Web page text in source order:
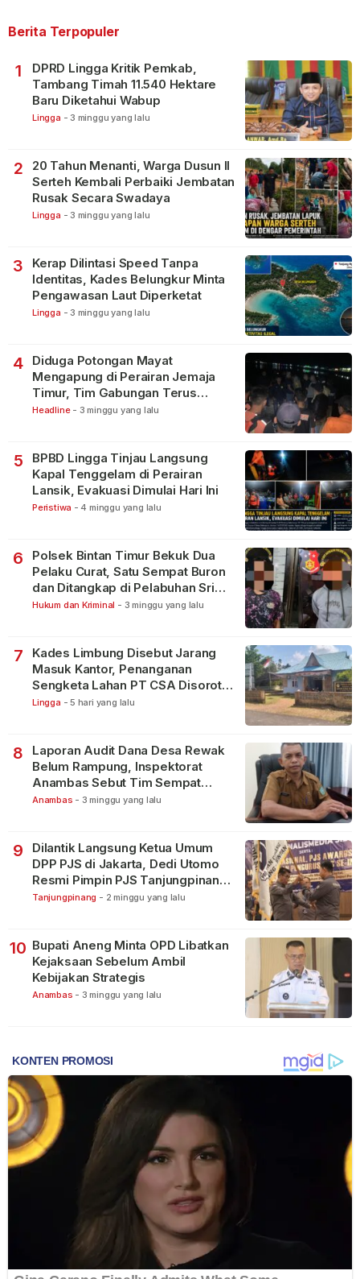
Berita Terpopuler
1
DPRD Lingga Kritik Pemkab,
Tambang Timah 11.540 Hektare
Baru Diketahui Wabup
Lingga - 3 minggu yang lalu
2
20 Tahun Menanti, Warga Dusun II
Serteh Kembali Perbaiki Jembatan
Rusak Secara Swadaya
Lingga - 3 minggu yang lalu
3
Kerap Dilintasi Speed Tanpa
Identitas, Kades Belungkur Minta
Pengawasan Laut Diperketat
Lingga - 3 minggu yang lalu
4
Diduga Potongan Mayat
Mengapung di Perairan Jemaja
Timur, Tim Gabungan Terus
Lakukan Pencarian
Headline - 3 minggu yang lalu
5
BPBD Lingga Tinjau Langsung
Kapal Tenggelam di Perairan
Lansik, Evakuasi Dimulai Hari Ini
Peristiwa - 4 minggu yang lalu
6
Polsek Bintan Timur Bekuk Dua
Pelaku Curat, Satu Sempat Buron
dan Ditangkap di Pelabuhan Sri
Bintan Pura
Hukum dan Kriminal - 3 minggu yang lalu
7
Kades Limbung Disebut Jarang
Masuk Kantor, Penanganan
Sengketa Lahan PT CSA Disorot
Warga
Lingga - 5 hari yang lalu
8
Laporan Audit Dana Desa Rewak
Belum Rampung, Inspektorat
Anambas Sebut Tim Sempat
Terbagi Tangani Kasus Lain
Anambas - 3 minggu yang lalu
9
Dilantik Langsung Ketua Umum
DPP PJS di Jakarta, Dedi Utomo
Resmi Pimpin PJS Tanjungpinang-
Bintan
Tanjungpinang - 2 minggu yang lalu
10 Bupati Aneng Minta OPD Libatkan
Kejaksaan Sebelum Ambil
Kebijakan Strategis
Anambas - 3 minggu yang lalu